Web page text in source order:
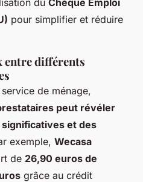
pour simplifier et réduire
entre différents
de ménage,
peut révéler
et des
exemple, Wecasa
de 26,90 euros de
grâce au crédit